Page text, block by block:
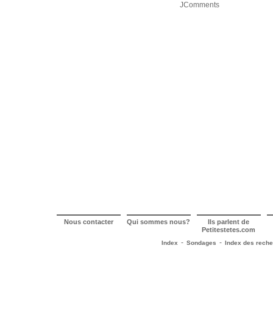
JComments
Nous contacter Qui sommes nous? Ils parlent de
Petitestetes.com
Index - Sondages - Index des